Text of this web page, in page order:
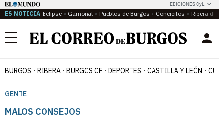
EDICIONES CyL
ES NOTICIA Eclipse Gamonal Pueblos de Burgos Conciertos Ribera del
Menú
BURGOS RIBERA BURGOS CF DEPORTES CASTILLA Y LEÓN
GENTE
MALOS CONSEJOS